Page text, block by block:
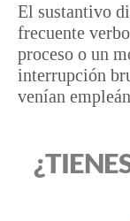
El sustantivo
frecuente
proceso o un
interrupción
venían